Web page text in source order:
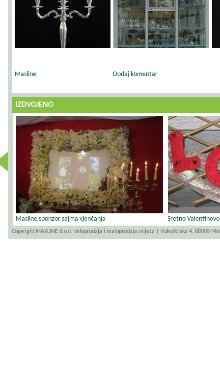
Masline Dodaj komentar
IZDVOJENO
Masline sponzor sajma vjenčanja Sretno Valentinovo
Copyright MASLINE d.o.o. veleprodaja i maloprodaja cvijeća | Vukodolska 4, 88000